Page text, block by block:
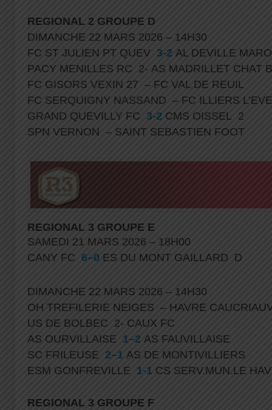
REGIONAL 2 GROUPE D
DIMANCHE 22 MARS 2026 – 14H30
FC ST JULIEN PT QUEV 3-2 AL DEVILLE
PACY MENILLES RC 2- AS MADRILLET CHAT
FC GISORS VEXIN 27 – FC VAL DE REUIL
FC SERQUIGNY NASSAND – FC ILLIERS
GRAND QUEVILLY FC 3-2 CMS OISSEL 2
SPN VERNON – SAINT SEBASTIEN FOOT
REGIONAL 3 GROUPE E
SAMEDI 21 MARS 2026 – 18H00
CANY FC 6–0 ES DU MONT GAILLARD D
DIMANCHE 22 MARS 2026 – 14H30
OH TREFILERIE NEIGES – HAVRE
US DE BOLBEC 2- CAUX FC
AS OURVILLAISE 1–2 AS FAUVILLAISE
SC FRILEUSE 2–1 AS DE MONTIVILLIERS
ESM GONFREVILLE 1-1 CS SERV.MUN.LE
REGIONAL 3 GROUPE F